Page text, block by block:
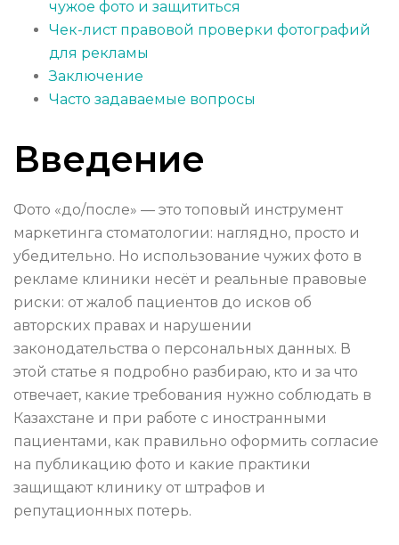
чужое фото и защититься
Чек-лист правовой проверки фотографий
для рекламы
Заключение
Часто задаваемые вопросы
Введение
Фото «до/после» — это топовый инструмент
маркетинга стоматологии: наглядно, просто и
убедительно. Но использование чужих фото в
рекламе клиники несёт и реальные правовые
риски: от жалоб пациентов до исков об
авторских правах и нарушении
законодательства о персональных данных. В
этой статье я подробно разбираю, кто и за что
отвечает, какие требования нужно соблюдать в
Казахстане и при работе с иностранными
пациентами, как правильно оформить согласие
на публикацию фото и какие практики
защищают клинику от штрафов и
репутационных потерь.